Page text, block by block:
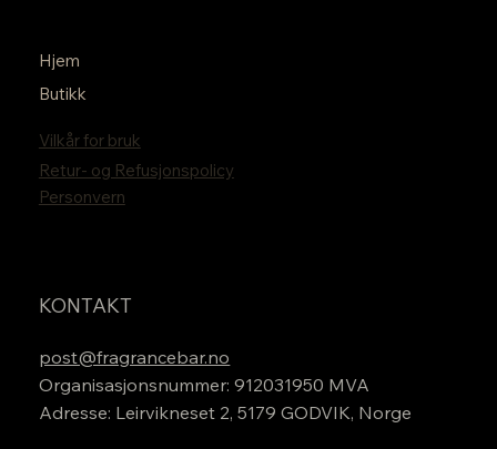
Hjem
Butikk
Vilkår for bruk
Retur- og Refusjonspolicy
Personvern
KONTAKT
post@fragrancebar.no
Organisasjonsnummer: 912031950 MVA
Adresse: Leirvikneset 2, 5179 GODVIK, Norge